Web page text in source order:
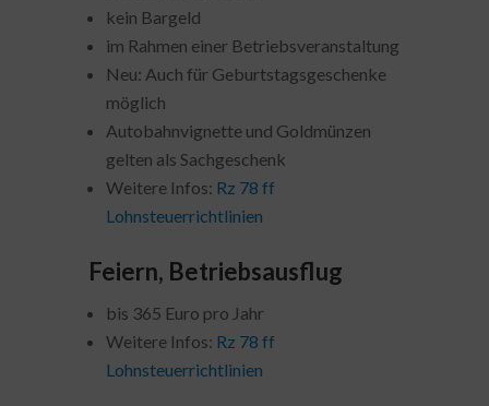
kein Bargeld
im Rahmen einer Betriebsveranstaltung
Neu: Auch für Geburtstagsgeschenke
möglich
Autobahnvignette und Goldmünzen
gelten als Sachgeschenk
Weitere Infos: Rz 78 ff
Lohnsteuerrichtlinien
Feiern, Betriebsausflug
bis 365 Euro pro Jahr
Weitere Infos: Rz 78 ff
Lohnsteuerrichtlinien